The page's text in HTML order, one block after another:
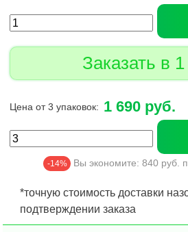
Заказать в
Цена от 3 упаковок: 1 690 руб.
-14% Вы экономите: 840 руб.
*точную стоимость доставки
подтверждении заказа